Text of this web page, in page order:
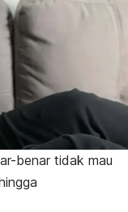
benar tidak mau